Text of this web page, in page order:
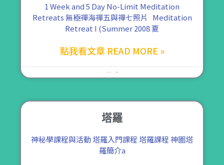
1 Week and 5 Day No-Limit Meditation
Retreats 無極禪海禪五與禪七照片 Meditation
Retreat I (Summer 2008 夏
點我看文章 READ MORE »
塔羅
神秘學課程與活動 塔羅入門課程 塔羅課程 神圖塔
羅簡介a